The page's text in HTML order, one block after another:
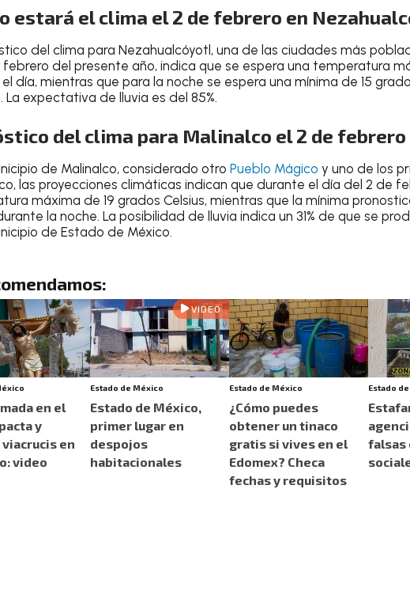
estará el clima el 2 de febrero en
del clima para Nezahualcóyotl, una de las ciudades más
febrero del presente año, indica que se espera una temperatura
día, mientras que para la noche se espera una mínima de 15
. La expectativa de lluvia es del 85%.
del clima para Malinalco el 2 de febrero
de Malinalco, considerado otro Pueblo Mágico y uno de los
, las proyecciones climáticas indican que durante el día del 2 de
máxima de 19 grados Celsius, mientras que la mínima
la noche. La posibilidad de lluvia indica un 31% de que se
de Estado de México.
en el
y
en
video
VIDEO
Estado de México
Estado de México,
primer lugar en
despojos
habitacionales
Estado de México
¿Cómo puedes
obtener un tinaco
gratis si vives en el
Edomex? Checa
fechas y requisitos
Estado
falsas